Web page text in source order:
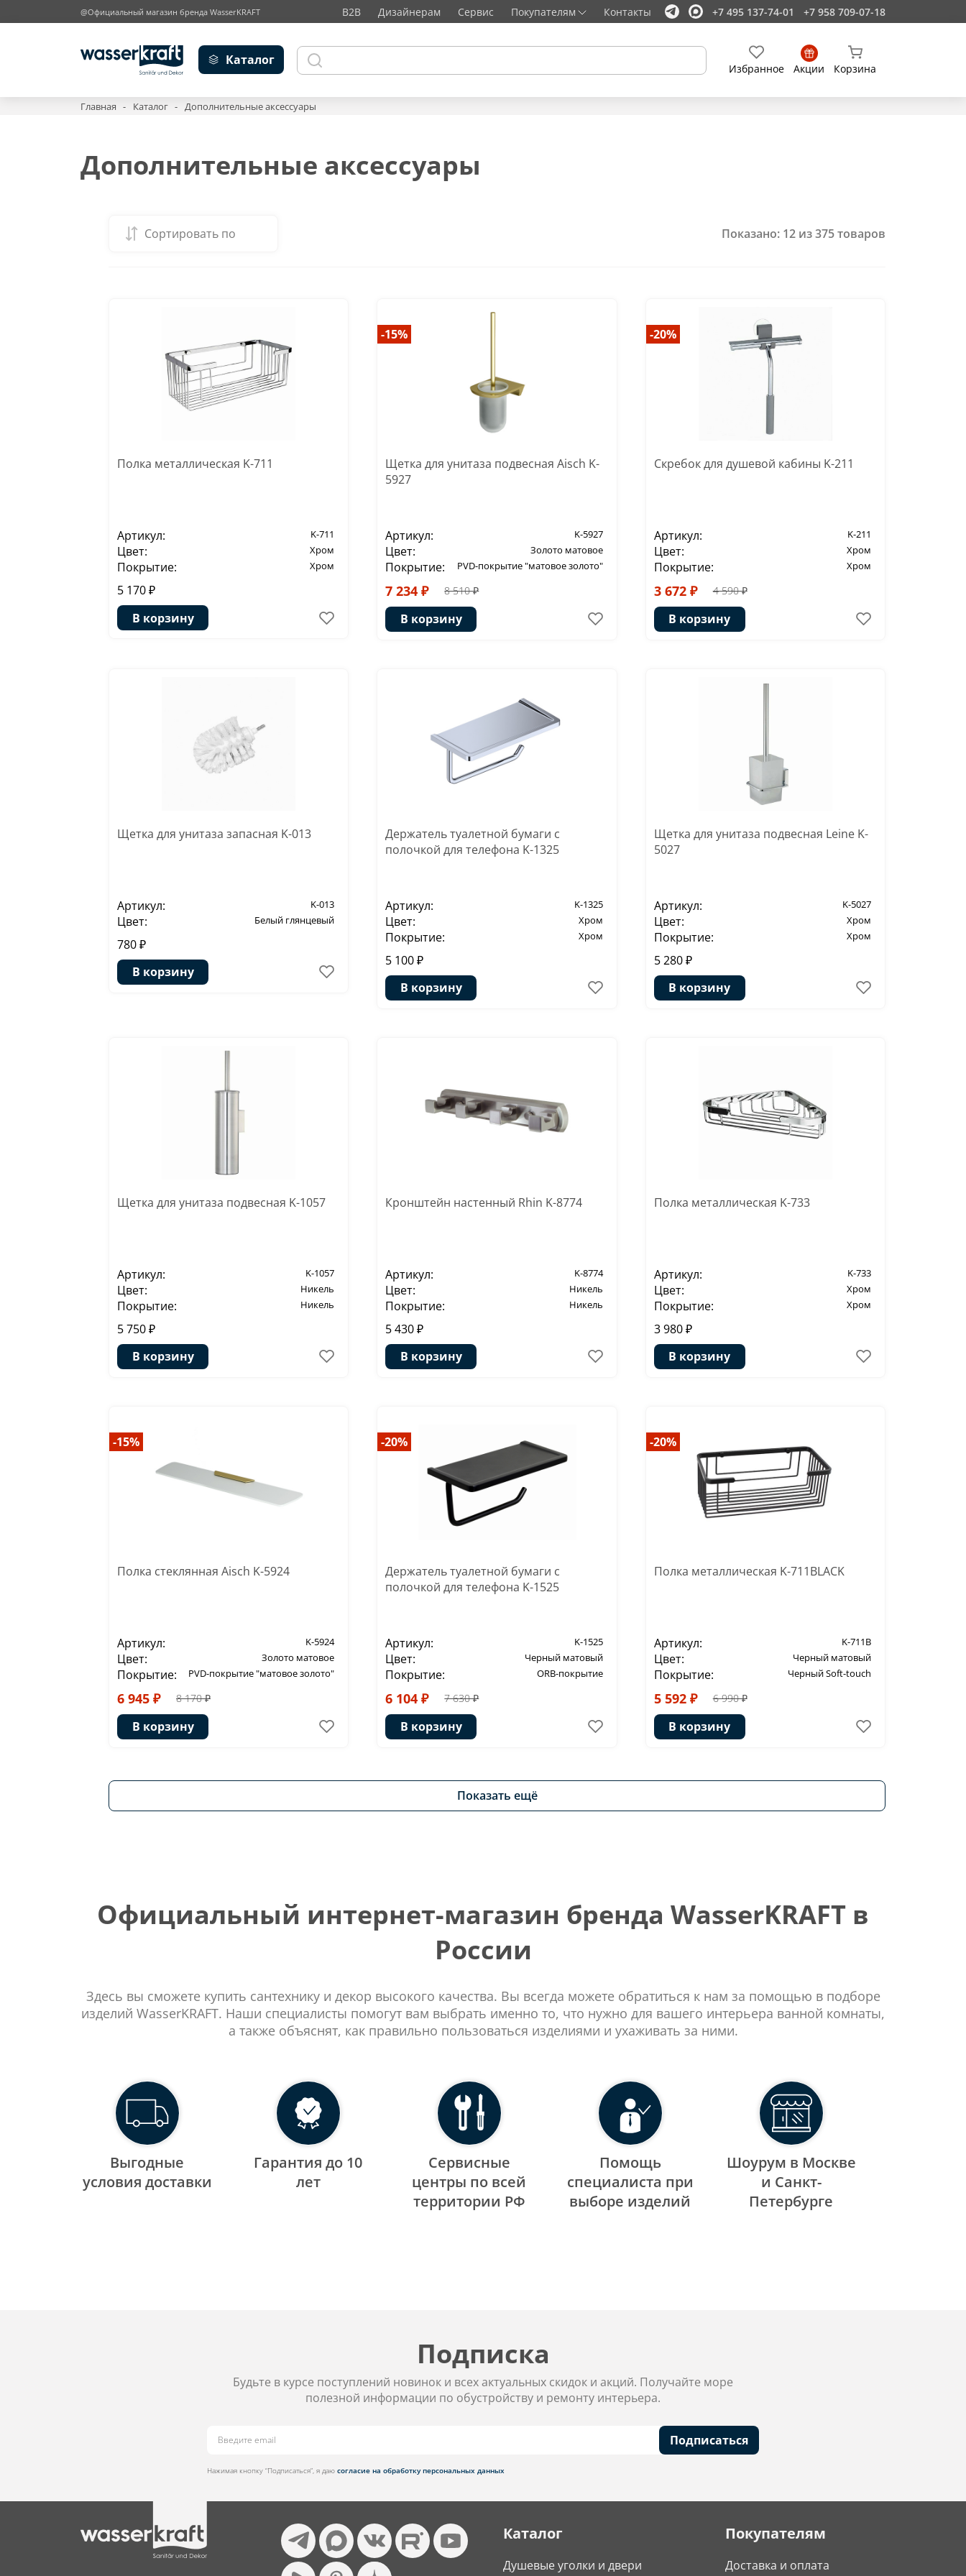
@Официальный магазин бренда WasserKRAFT B2B Дизайнерам Сервис Покупателям Контакты +7 495 137-74-01 +7 958 709-07-18
Каталог
Избранное Акции Корзина
Главная Каталог Дополнительные аксессуары
Дополнительные аксессуары
Сортировать по Показано: 12 из375товаров
Полка металлическая K-711
Артикул: K-711
Цвет: Хром
Покрытие: Хром
5 170 ₽
В корзину
-15%
Щетка для унитаза подвесная Aisch K-
5927
Артикул: K-5927
Цвет: Золото матовое
Покрытие: PVD-покрытие "матовое золото"
7 234 ₽ 8 510 ₽
В корзину
-20%
Скребок для душевой кабины K-211
Артикул: K-211
Цвет: Хром
Покрытие: Хром
3 672 ₽ 4 590 ₽
В корзину
Щетка для унитаза запасная K-013
Артикул: K-013
Цвет: Белый глянцевый
780 ₽
В корзину
Держатель туалетной бумаги с
полочкой для телефона K-1325
Артикул: K-1325
Цвет: Хром
Покрытие: Хром
5 100 ₽
В корзину
Щетка для унитаза подвесная Leine K-
5027
Артикул: K-5027
Цвет: Хром
Покрытие: Хром
5 280 ₽
В корзину
Щетка для унитаза подвесная K-1057
Артикул: K-1057
Цвет: Никель
Покрытие: Никель
5 750 ₽
В корзину
Кронштейн настенный Rhin K-8774
Артикул: K-8774
Цвет: Никель
Покрытие: Никель
5 430 ₽
В корзину
Полка металлическая K-733
Артикул: K-733
Цвет: Хром
Покрытие: Хром
3 980 ₽
В корзину
-15%
Полка стеклянная Aisch K-5924
Артикул: K-5924
Цвет: Золото матовое
Покрытие: PVD-покрытие "матовое золото"
6 945 ₽ 8 170 ₽
В корзину
-20%
Держатель туалетной бумаги с
полочкой для телефона K-1525
Артикул: K-1525
Цвет: Черный матовый
Покрытие: ORB-покрытие
6 104 ₽ 7 630 ₽
В корзину
-20%
Полка металлическая K-711BLACK
Артикул: K-711B
Цвет: Черный матовый
Покрытие: Черный Soft-touch
5 592 ₽ 6 990 ₽
В корзину
Показать ещё
Официальный интернет-магазин бренда WasserKRAFT в
России
Здесь вы сможете купить сантехнику и декор высокого качества. Вы всегда можете обратиться к нам за помощью в подборе
изделий WasserKRAFT. Наши специалисты помогут вам выбрать именно то, что нужно для вашего интерьера ванной комнаты,
а также объяснят, как правильно пользоваться изделиями и ухаживать за ними.
Выгодные
уcловия доставки
Гарантия до 10
лет
Сервисные
центры по всей
территории РФ
Помощь
специалиста при
выборе изделий
Шоурум в Москве
и Санкт-
Петербурге
Подписка
Будьте в курсе поступлений новинок и всех актуальных скидок и акций. Получайте море
полезной информации по обустройству и ремонту интерьера.
Подписаться
Нажимая кнопку “Подписаться”, я даю согласие на обработку персональных данных
Каталог
Душевые уголки и двери
Покупателям
Доставка и оплата